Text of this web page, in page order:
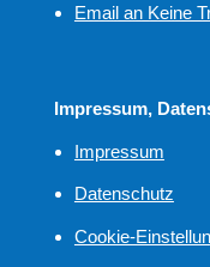
Email an Keine
Impressum,
Impressum
Datenschutz
Cookie-